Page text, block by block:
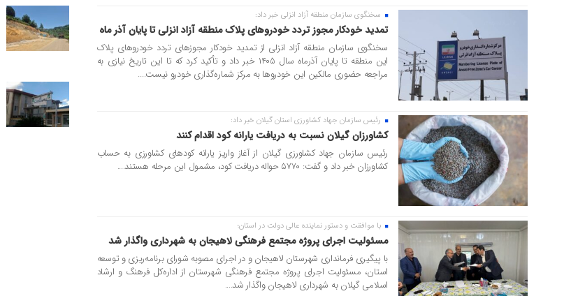
سخنگوی سازمان منطقه آزاد انزلی خبر داد:
تمدید خودکار مجوز تردد خودروهای پلاک منطقه آزاد انزلی تا پایان آذر ماه
سخنگوی سازمان منطقه آزاد انزلی از تمدید خودکار مجوزهای تردد خودروهای پلاک
این منطقه تا پایان آذرماه سال ۱۴۰۵ خبر داد و تأکید کرد که تا این تاریخ نیازی به
مراجعه حضوری مالکین این خودروها به مرکز شماره‌گذاری خودرو نیست....
۱۴ مرداد ۱۴۰۵
رئیس سازمان جهاد کشاورزی استان گیلان خبر داد:
کشاورزان گیلان نسبت به دریافت یارانه کود اقدام کنند
رئیس سازمان جهاد کشاورزی گیلان از آغاز واریز یارانه کودهای کشاورزی به حساب
کشاورزان خبر داد و گفت: ۵۷۷۰ حواله دریافت کود، مشمول این مرحله هستند....
۱۲ مرداد ۱۴۰۵
با موافقت و دستور نماینده عالی دولت در استان؛
مسئولیت اجرای پروژه مجتمع فرهنگی لاهیجان به شهرداری واگذار شد
با پیگیری فرمانداری شهرستان لاهیجان و در اجرای مصوبه شورای برنامه‌ریزی و توسعه
استان، مسئولیت اجرای پروژه مجتمع فرهنگی شهرستان از اداره‌کل فرهنگ و ارشاد
اسلامی گیلان به شهرداری لاهیجان واگذار شد....